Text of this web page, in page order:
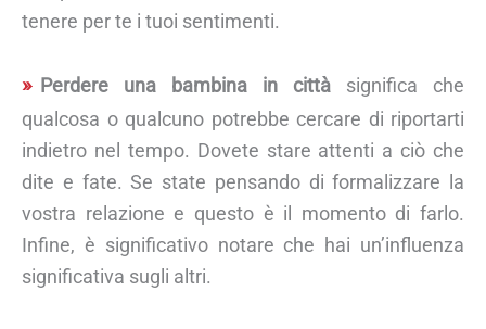
tenere per te i tuoi sentimenti.
Perdere una bambina in città significa che
qualcosa o qualcuno potrebbe cercare di riportarti
indietro nel tempo. Dovete stare attenti a ciò che
dite e fate. Se state pensando di formalizzare la
vostra relazione e questo è il momento di farlo.
Infine, è significativo notare che hai un’influenza
significativa sugli altri.